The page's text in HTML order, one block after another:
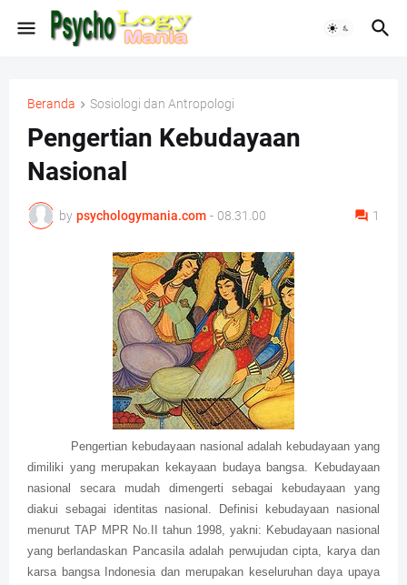
Beranda Sosiologi dan Antropologi
Pengertian Kebudayaan
Nasional
by psychologymania.com - 08.31.00 1
Pengertian kebudayaan nasional adalah kebudayaan yang
dimiliki yang merupakan kekayaan budaya bangsa. Kebudayaan
nasional secara mudah dimengerti sebagai kebudayaan yang
diakui sebagai identitas nasional. Definisi kebudayaan nasional
menurut TAP MPR No.II tahun 1998, yakni: Kebudayaan nasional
yang berlandaskan Pancasila adalah perwujudan cipta, karya dan
karsa bangsa Indonesia dan merupakan keseluruhan daya upaya